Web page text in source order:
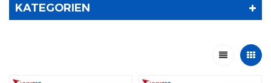
KATEGORIEN